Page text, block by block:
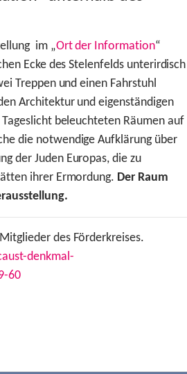
im „Ort der Information“
Ecke des Stelenfelds unterirdisch
Treppen und einen Fahrstuhl
Architektur und eigenständigen
beleuchteten Räumen auf
die notwendige Aufklärung über
der Juden Europas, die zu
ihrer Ermordung. Der Raum
des Förderkreises.
denkmal-
60